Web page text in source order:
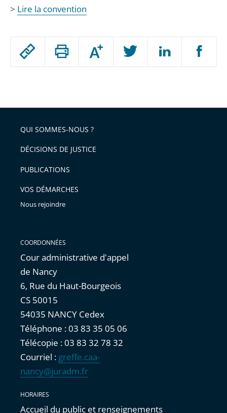
Passer
arriver
après
Augmenter
ou
l'article
pour
avant
> Lire la convention
QUI SOMMES-NOUS ?
DÉCISIONS DE JUSTICE
PUBLICATIONS
VOS DÉMARCHES
Nous rejoindre
COORDONNÉES
Cour administrative d'appel
de Nancy
6, Rue du Haut-Bourgeois
CS 50015
54035 NANCY Cedex
Téléphone : 03 83 35 05 06
Télécopie : 03 83 32 78 32
Courriel : greffe.caa-
nancy@juradm.fr
HORAIRES
Accueil du public et renseignements